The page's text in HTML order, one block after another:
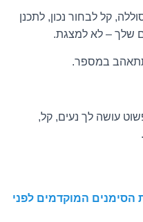
קל לבחור נכון, לתכנן
שלך – לא למצגת.
במספר.
עושה לך נעים, קל,
הסימנים המוקדמים לפני